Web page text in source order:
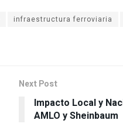
infraestructura ferroviaria
Next Post
Impacto Local y
AMLO y Sheinbaum